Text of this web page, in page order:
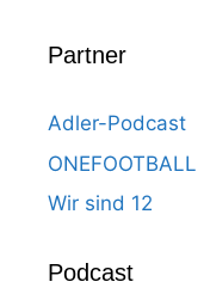
Partner
Adler-Podcast
ONEFOOTBALL
Wir sind 12
Podcast